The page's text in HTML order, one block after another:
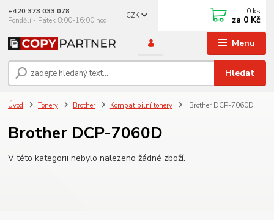
Menu
CZK
Hledat
+420 373 033 078
Pondělí - Pátek 8:00-16:00 hod.
0 ks
za 0 Kč
Úvod Tonery Brother Kompatibilní tonery Brother DCP-7060D
Brother DCP-7060D
V této kategorii nebylo nalezeno žádné zboží.